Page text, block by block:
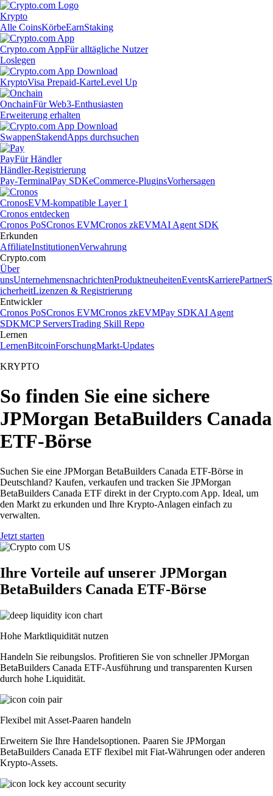
Krypto
Alle CoinsKörbeEarnStaking
Crypto.com AppFür alltägliche Nutzer
Loslegen
KryptoVisa Prepaid-KarteLevel Up
OnchainFür Web3-Enthusiasten
Erweiterung erhalten
SwappenStakendApps durchsuchen
PayFür Händler
Händler-Registrierung
Pay-TerminalPay SDKeCommerce-PluginsVorhersagen
CronosEVM-kompatible Layer 1
Cronos entdecken
Cronos PoSCronos EVMCronos zkEVMAI Agent SDK
Erkunden
AffiliateInstitutionenVerwahrung
Crypto.com
Über
unsUnternehmensnachrichtenProduktneuheitenEventsKarrierePartnerS
icherheitLizenzen & Registrierung
Entwickler
Cronos PoSCronos EVMCronos zkEVMPay SDKAI Agent
SDKMCP ServersTrading Skill Repo
Lernen
LernenBitcoinForschungMarkt-Updates
KRYPTO
So finden Sie eine sichere
JPMorgan BetaBuilders Canada
ETF-Börse
Suchen Sie eine JPMorgan BetaBuilders Canada ETF-Börse in
Deutschland? Kaufen, verkaufen und tracken Sie JPMorgan
BetaBuilders Canada ETF direkt in der Crypto.com App. Ideal, um
den Markt zu erkunden und Ihre Krypto-Anlagen einfach zu
verwalten.
Jetzt starten
Ihre Vorteile auf unserer JPMorgan
BetaBuilders Canada ETF-Börse
Hohe Marktliquidität nutzen
Handeln Sie reibungslos. Profitieren Sie von schneller JPMorgan
BetaBuilders Canada ETF-Ausführung und transparenten Kursen
durch hohe Liquidität.
Flexibel mit Asset-Paaren handeln
Erweitern Sie Ihre Handelsoptionen. Paaren Sie JPMorgan
BetaBuilders Canada ETF flexibel mit Fiat-Währungen oder anderen
Krypto-Assets.